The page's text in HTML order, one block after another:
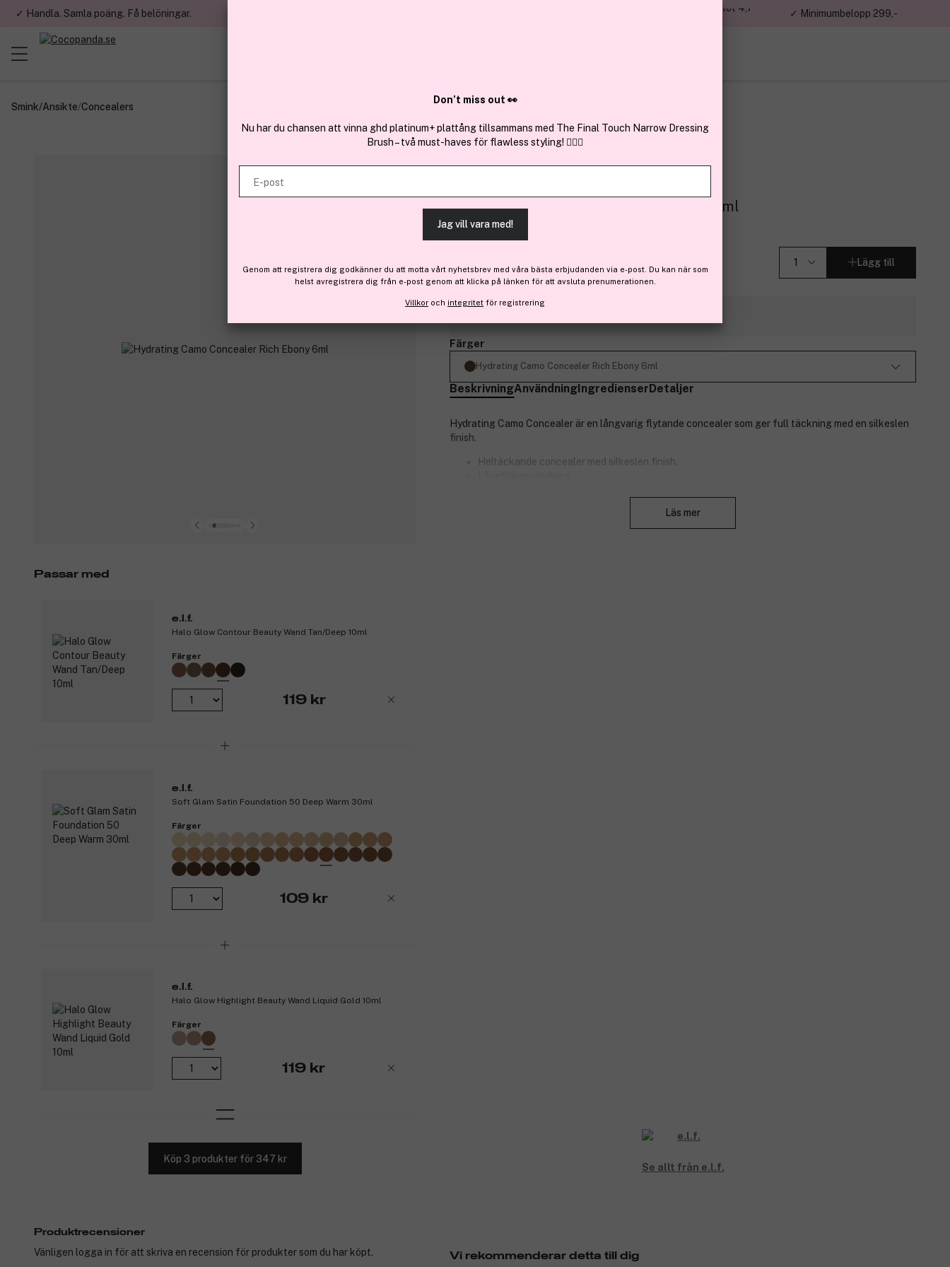
✓ Handla. Samla poäng. Få belöningar.
✓ Över 1,5 miljon kunder – Trustpilot 4,7
✓ Minimumbelopp 299,-
Smink/Ansikte/Concealers
Hydrating Camo Concealer Rich Ebony 6ml
99 kr Lägg till
Färger
Hydrating Camo Concealer Rich Ebony 6ml
BeskrivningAnvändningIngredienserDetaljer
Hydrating Camo Concealer är en långvarig flytande concealer som ger full täckning med en silkeslen
finish.
Heltäckande concealer med silkeslen finish.
e.l.f. Shade Match Guarantee betyder att du alltid hittar den perfekta matchningen.
Läs mer
Passar med
e.l.f.
Halo Glow Contour Beauty Wand Tan/Deep 10ml
Färger
119 kr
e.l.f.
Soft Glam Satin Foundation 50 Deep Warm 30ml
Färger
109 kr
e.l.f.
Halo Glow Highlight Beauty Wand Liquid Gold 10ml
Färger
119 kr
Köp 3 produkter för 347 kr
Se allt från e.l.f.
Vi rekommenderar detta till dig
Produktrecensioner
Vänligen logga in för att skriva en recension för produkter som du har köpt.
Don’t miss out 👀
Nu har du chansen att vinna ghd platinum+ plattång tillsammans med The Final Touch Narrow Dressing
Brush – två must-haves för flawless styling! 💇‍♀️✨
E-post
Jag vill vara med!
Genom att registrera dig godkänner du att motta vårt nyhetsbrev med våra bästa erbjudanden via e-post. Du kan när som
helst avregistrera dig från e-post genom att klicka på länken för att avsluta prenumerationen.
Villkor och integritet för registrering